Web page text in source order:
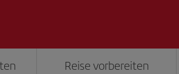
Reise vorbereiten